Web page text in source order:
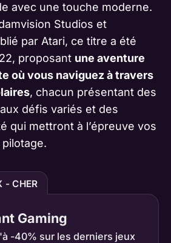
avec une touche moderne.
Studios et
par Atari, ce titre a été
proposant une aventure
où vous naviguez à travers
, chacun présentant des
défis variés et des
qui mettront à l’épreuve vos
- CHER
Gaming
-40% sur les derniers jeux